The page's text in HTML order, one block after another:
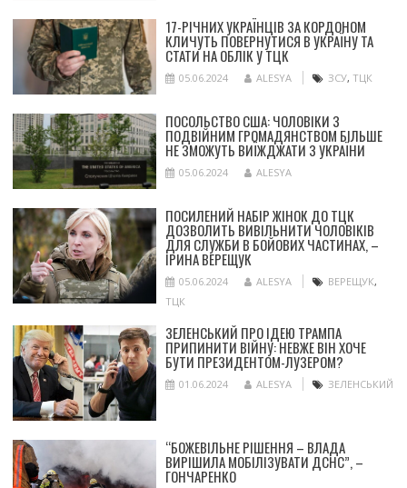
17-РІЧНИХ УКРАЇНЦІВ ЗА КОРДОНОМ
КЛИЧУТЬ ПОВЕРНУТИСЯ В УКРАЇНУ ТА
СТАТИ НА ОБЛІК У ТЦК
05.06.2024 ALESYA ЗСУ, ТЦК
ПОСОЛЬСТВО США: ЧОЛОВІКИ З
ПОДВІЙНИМ ГРОМАДЯНСТВОМ БІЛЬШЕ
НЕ ЗМОЖУТЬ ВИЇЖДЖАТИ З УКРАЇНИ
05.06.2024 ALESYA
ПОСИЛЕНИЙ НАБІР ЖІНОК ДО ТЦК
ДОЗВОЛИТЬ ВИВІЛЬНИТИ ЧОЛОВІКІВ
ДЛЯ СЛУЖБИ В БОЙОВИХ ЧАСТИНАХ, –
ІРИНА ВЕРЕЩУК
05.06.2024 ALESYA ВЕРЕЩУК,
ТЦК
ЗЕЛЕНСЬКИЙ ПРО ІДЕЮ ТРАМПА
ПРИПИНИТИ ВІЙНУ: НЕВЖЕ ВІН ХОЧЕ
БУТИ ПРЕЗИДЕНТОМ-ЛУЗЕРОМ?
01.06.2024 ALESYA ЗЕЛЕНСЬКИЙ
“БОЖЕВІЛЬНЕ РІШЕННЯ – ВЛАДА
ВИРІШИЛА МОБІЛІЗУВАТИ ДСНС”, –
ГОНЧАРЕНКО